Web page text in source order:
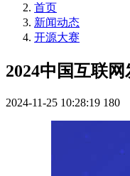
首页
新闻动态
开源大赛
2024中国互联
2024-11-25 10:28:19 180